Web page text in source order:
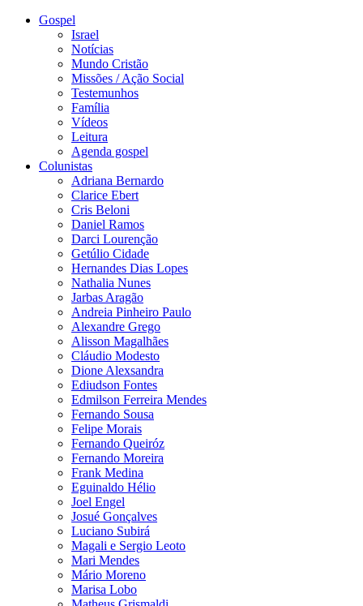
Gospel
Israel
Notícias
Mundo Cristão
Missões / Ação Social
Testemunhos
Família
Vídeos
Leitura
Agenda gospel
Colunistas
Adriana Bernardo
Clarice Ebert
Cris Beloni
Daniel Ramos
Darci Lourenção
Getúlio Cidade
Hernandes Dias Lopes
Nathalia Nunes
Jarbas Aragão
Andreia Pinheiro Paulo
Alexandre Grego
Alisson Magalhães
Cláudio Modesto
Dione Alexsandra
Ediudson Fontes
Edmilson Ferreira Mendes
Fernando Sousa
Felipe Morais
Fernando Queiróz
Fernando Moreira
Frank Medina
Eguinaldo Hélio
Joel Engel
Josué Gonçalves
Luciano Subirá
Magali e Sergio Leoto
Mari Mendes
Mário Moreno
Marisa Lobo